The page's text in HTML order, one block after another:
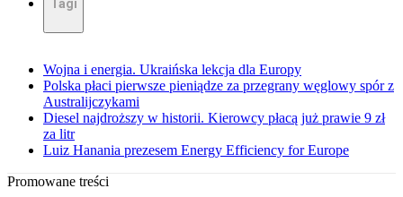
Tagi
Wojna i energia. Ukraińska lekcja dla Europy
Polska płaci pierwsze pieniądze za przegrany węglowy spór z
Australijczykami
Diesel najdroższy w historii. Kierowcy płacą już prawie 9 zł
za litr
Luiz Hanania prezesem Energy Efficiency for Europe
Promowane treści